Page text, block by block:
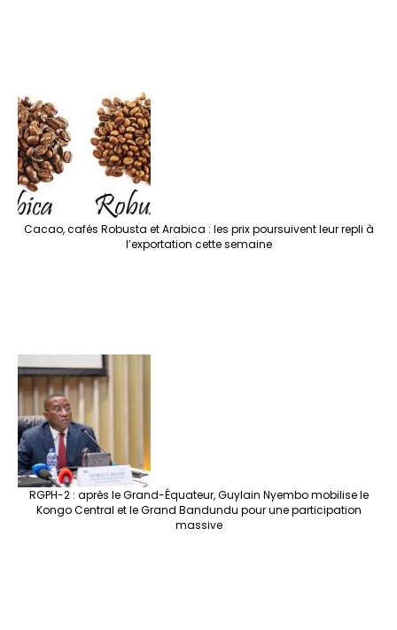
Cacao, cafés Robusta et Arabica : les prix poursuivent leur repli à
l’exportation cette semaine
RGPH-2 : après le Grand-Équateur, Guylain Nyembo mobilise le
Kongo Central et le Grand Bandundu pour une participation
massive